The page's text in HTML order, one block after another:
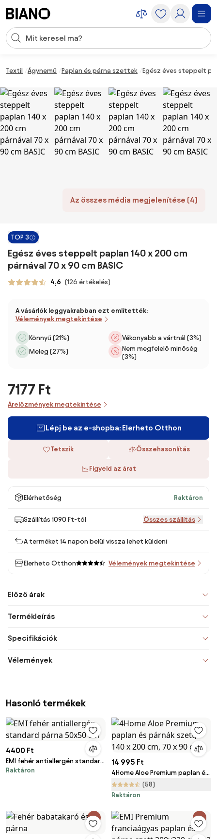
Keresési bevitel
Textil Ágynemű Paplan és párna szettek Egész éves steppelt
Az összes média megjelenítése (4)
TOP 3
Egész éves steppelt paplan 140 x 200 cm
párnával 70 x 90 cm BASIC
4,6 (126 értékelés)
A vásárlók leggyakrabban ezt említették:
Vélemények megtekintése
Könnyű (21%)
Meleg (27%)
Vékonyabb a vártnál (3%)
Nem megfelelő minőség
(3%)
7177 Ft
Árelőzmények megtekintése
Lépj be az e-shopba: Elerheto Otthon
Tetszik Összehasonlítás
Figyeld az árat
Elérhetőség Raktáron
Szállítás 1090 Ft-tól Összes szállítás
A terméket 14 napon belül vissza lehet küldeni
Elerheto Otthon Vélemények megtekintése
Előző árak
Termékleírás
Specifikációk
Vélemények
Hasonló termékek
4400 Ft
EMI fehér antiallergén standard
párna 50x50 cm
Raktáron
14 995 Ft
4Home Aloe Premium paplan és
párnák szett, 140 x 200 cm, 70
x 90 cm
(58)
Raktáron